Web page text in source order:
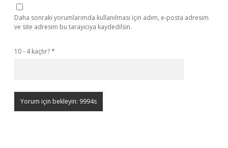
Daha sonraki yorumlarımda kullanılması için adım, e-posta adresim
ve site adresim bu tarayıcıya kaydedilsin.
10 - 4 kaçtır?*